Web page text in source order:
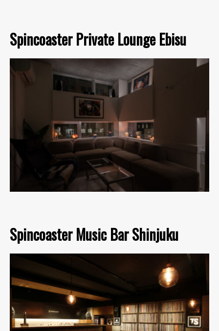
Spincoaster Private Lounge Ebisu
Spincoaster Music Bar Shinjuku